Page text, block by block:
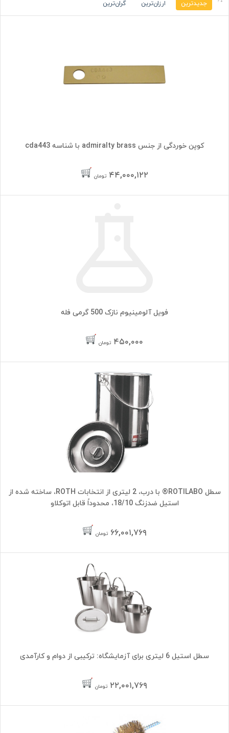
جدیدترین ارزان‌ترین گران‌ترین
کوپن خوردگی از جنس admiralty brass با شناسه cda443
۴۴,۰۰۰,۱۲۲ تومان
فویل آلومینیوم نازک 500 گرمی فله
۴۵۰,۰۰۰ تومان
سطل ROTILABO® با درب، 2 لیتری از انتخابات ROTH، ساخته شده از
استیل ضدزنگ 18/10، محدوداً قابل اتوکلاو
۶۶,۰۰۱,۷۶۹ تومان
سطل استیل 6 لیتری برای آزمایشگاه: ترکیبی از دوام و کارآمدی
۲۲,۰۰۱,۷۶۹ تومان